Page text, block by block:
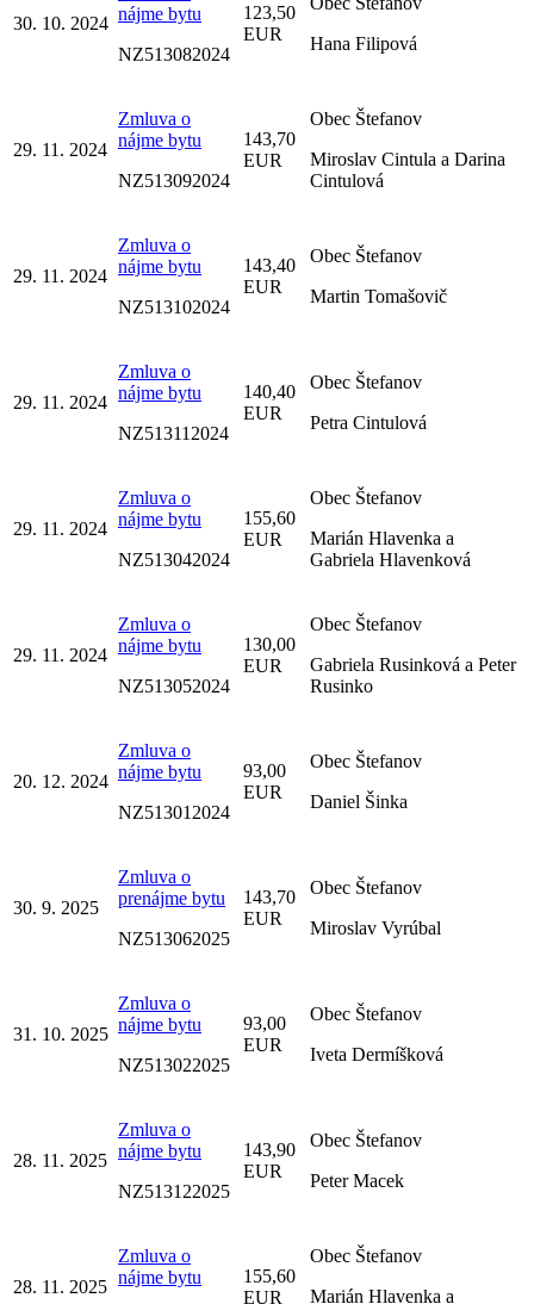
30. 10. 2024 nájme bytu
NZ513082024
123,50
EUR
Hana Filipová
29. 11. 2024
Zmluva o
nájme bytu
NZ513092024
143,70
EUR
Obec Štefanov
Miroslav Cintula a Darina
Cintulová
29. 11. 2024
Zmluva o
nájme bytu
NZ513102024
143,40
EUR
Obec Štefanov
Martin Tomašovič
29. 11. 2024
Zmluva o
nájme bytu
NZ513112024
140,40
EUR
Obec Štefanov
Petra Cintulová
29. 11. 2024
Zmluva o
nájme bytu
NZ513042024
155,60
EUR
Obec Štefanov
Marián Hlavenka a
Gabriela Hlavenková
29. 11. 2024
Zmluva o
nájme bytu
NZ513052024
130,00
EUR
Obec Štefanov
Gabriela Rusinková a Peter
Rusinko
20. 12. 2024
Zmluva o
nájme bytu
NZ513012024
93,00
EUR
Obec Štefanov
Daniel Šinka
30. 9. 2025
Zmluva o
prenájme bytu
NZ513062025
143,70
EUR
Obec Štefanov
Miroslav Vyrúbal
31. 10. 2025
Zmluva o
nájme bytu
NZ513022025
93,00
EUR
Obec Štefanov
Iveta Dermíšková
28. 11. 2025
Zmluva o
nájme bytu
NZ513122025
143,90
EUR
Obec Štefanov
Peter Macek
28. 11. 2025
Zmluva o
nájme bytu
155,60
EUR
Obec Štefanov
Marián Hlavenka a